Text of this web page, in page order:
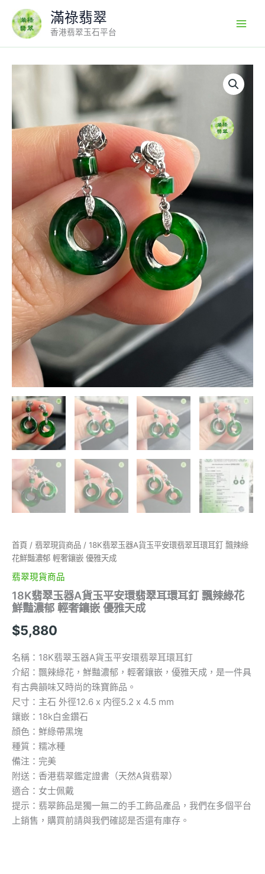
content
滿祿翡翠
香港翡翠玉石平台
首頁 / 翡翠現貨商品 / 18K翡翠玉器A貨玉平安環翡翠耳環耳釘 飄辣綠
花鮮豔濃郁 輕奢鑲嵌 優雅天成
翡翠現貨商品
18K翡翠玉器A貨玉平安環翡翠耳環耳釘 飄辣綠花
鮮豔濃郁 輕奢鑲嵌 優雅天成
$5,880
名稱：18K翡翠玉器A貨玉平安環翡翠耳環耳釘
介紹：飄辣綠花，鮮豔濃郁，輕奢鑲嵌，優雅天成，是一件具
有古典韻味又時尚的珠寶飾品。
尺寸：主石 外徑12.6 x 内徑5.2 x 4.5 mm
鑲嵌：18k白金鑽石
顔色：鮮綠帶黑塊
種質：糯冰種
備注：完美
附送：香港翡翠鑑定證書（天然A貨翡翠）
適合：女士佩戴
提示：翡翠飾品是獨一無二的手工飾品產品，我們在多個平台
上銷售，購買前請與我們確認是否還有庫存。
玉
器
A
翠
耳
環
耳
釘
飄
辣
綠
花
鮮
豔
濃
郁
鑲
嵌
優
雅
天
成
數